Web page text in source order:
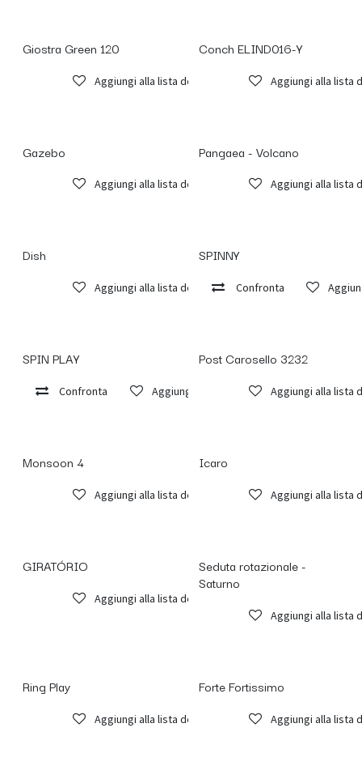
Giostra Green 120
Aggiungi alla lista dei desideri
Conch ELIND016-Y
Aggiungi alla lista
Gazebo
Aggiungi alla lista dei desideri
Pangaea - Volcano
Aggiungi alla lista
Dish
Aggiungi alla lista dei desideri
SPINNY
Confronta
SPIN PLAY
Confronta Aggiungi alla lista dei desideri
Post Carosello 3232
Aggiungi alla lista
Monsoon 4
Aggiungi alla lista dei desideri
Icaro
Aggiungi alla lista
GIRATÓRIO
Aggiungi alla lista dei desideri
Seduta rotazionale -
Saturno
Aggiungi alla lista
Ring Play
Aggiungi alla lista dei desideri
Forte Fortissimo
Aggiungi alla lista